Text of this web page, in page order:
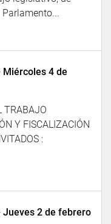
Miércoles 4 de
TRABAJO
Y FISCALIZACIÓN
:
Jueves 2 de febrero